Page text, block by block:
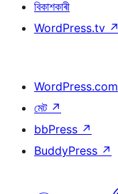
বিকাশকাৰী
WordPress.tv ↗
WordPress.com
মেট ↗
bbPress ↗
BuddyPress ↗